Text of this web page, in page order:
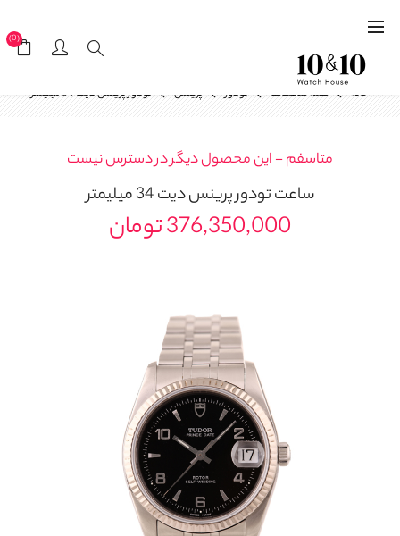
(0)
خانه همه ساعت‌ها تودور پرینس تودور پرینس دیت 34 میلیمتر
متاسفم - این محصول دیگر در دسترس نیست
ساعتتودور پرینس دیت 34 میلیمتر
376,350,000 تومان